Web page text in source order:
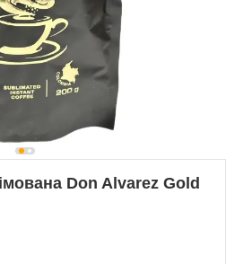
Don Alvarez Gold